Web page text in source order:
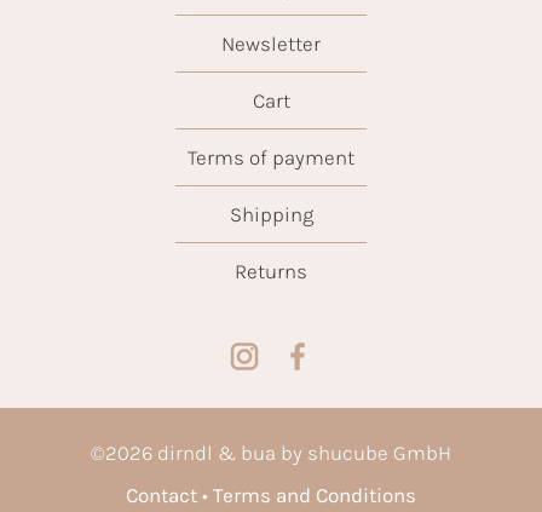
Newsletter
Cart
Terms of payment
Shipping
Returns
©2026 dirndl & bua by shucube GmbH
Contact
Terms and Conditions